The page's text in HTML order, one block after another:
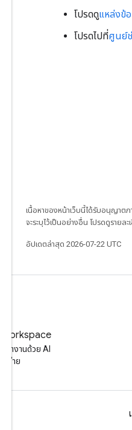
โปรดดูแหล่งข้
โปรดไปที่ศูนย์
เนื้อหาของหน้าเว็บนี้ได้รับอนุญาตภ
จะระบุไว้เป็นอย่างอื่น โปรดดูรายละ
อัปเดตล่าสุด 2026-07-22 UTC
Workspace
ทำงานด้วย AI
ช้จ่าย